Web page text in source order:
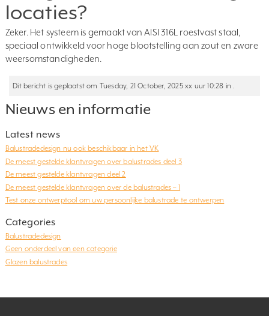
locaties?
Zeker. Het systeem is gemaakt van AISI 316L roestvast staal,
speciaal ontwikkeld voor hoge blootstelling aan zout en zware
weersomstandigheden.
Dit bericht is geplaatst om Tuesday, 21 October, 2025 xx uur 10:28 in .
Nieuws en informatie
Latest news
Balustradedesign nu ook beschikbaar in het VK
De meest gestelde klantvragen over balustrades deel 3
De meest gestelde klantvragen deel 2
De meest gestelde klantvragen over de balustrades – 1
Test onze ontwerptool om uw persoonlijke balustrade te ontwerpen
Categories
Balustradedesign
Geen onderdeel van een categorie
Glazen balustrades